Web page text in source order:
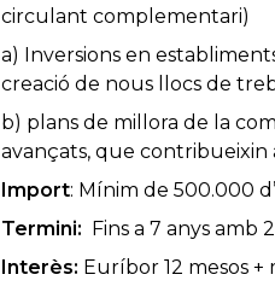
circulant complementari)
a) Inversions en
creació de nous llocs de
b) plans de millora de la
avançats, que contribueixin
Import: Mínim de 500.000
Termini: Fins a 7 anys amb
Interès: Euríbor 12 mesos +